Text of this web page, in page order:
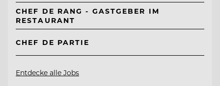
CHEF DE RANG - GASTGEBER IM
RESTAURANT
CHEF DE PARTIE
Entdecke alle Jobs